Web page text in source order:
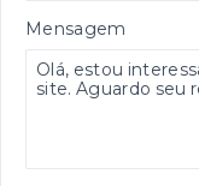
Mensagem